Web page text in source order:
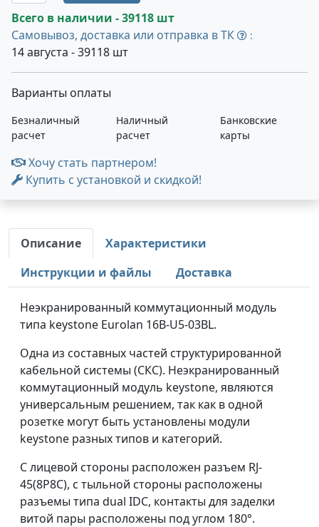
Всего в наличии - 39118 шт
Самовывоз, доставка или отправка в ТК
:
14 августа - 39118 шт
Варианты оплаты
Безналичный
расчет
Наличный
расчет
Банковские
карты
Хочу стать партнером!
Купить с установкой и скидкой!
Описание
Характеристики
Инструкции и файлы
Доставка
Неэкранированный коммутационный модуль
типа keystone Eurolan 16B-U5-03BL.
Одна из составных частей структурированной
кабельной системы (СКС). Неэкранированный
коммутационный модуль keystone, являются
универсальным решением, так как в одной
розетке могут быть установлены модули
keystone разных типов и категорий.
С лицевой стороны расположен разъем RJ-
45(8P8C), с тыльной стороны расположены
разъемы типа dual IDC, контакты для заделки
витой пары расположены под углом 180°.